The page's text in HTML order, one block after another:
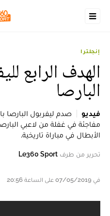
إنجلترا
الهدف الرابع
البارصا
فيديو
صدم ليفربول البارصا
مفاجئة في غفلة من لاعبي
الأبطال في مباراة تاريخية.
تحرير من طرف Le360 Sport
في 07/05/2019 على الساعة 20:56